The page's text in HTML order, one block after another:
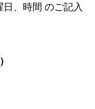
、時間 のご記入